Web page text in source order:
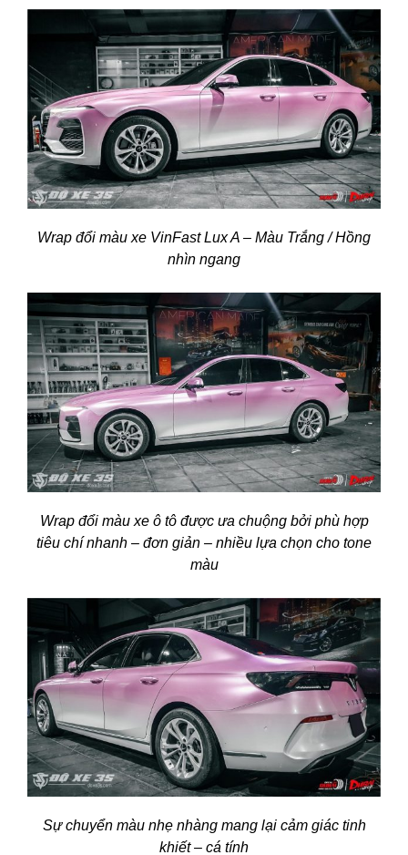
Wrap đổi màu xe VinFast Lux A – Màu Trắng / Hồng
nhìn ngang
Wrap đổi màu xe ô tô được ưa chuộng bởi phù hợp
tiêu chí nhanh – đơn giản – nhiều lựa chọn cho tone
màu
Sự chuyển màu nhẹ nhàng mang lại cảm giác tinh
khiết – cá tính